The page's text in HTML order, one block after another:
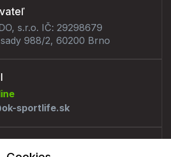
s.r.o. IČ: 29298679
988/2, 60200 Brno
sportlife.sk